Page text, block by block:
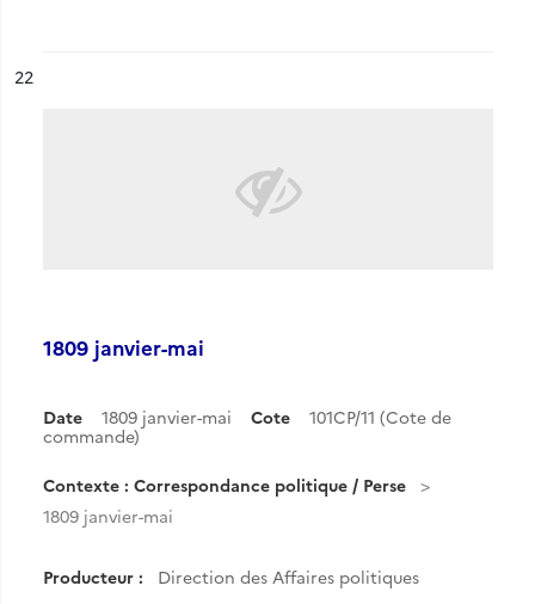
n°
22
1809 janvier-mai
Date 1809 janvier-mai Cote
101CP/11 (Cote de
commande)
Contexte : Correspondance politique / Perse
1809 janvier-mai
Producteur : Direction des Affaires politiques